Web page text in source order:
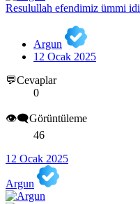
Resulullah efendimiz ümmi idi
Argun
12 Ocak 2025
💬Cevaplar
0
👁️‍🗨️Görüntüleme
46
12 Ocak 2025
Argun